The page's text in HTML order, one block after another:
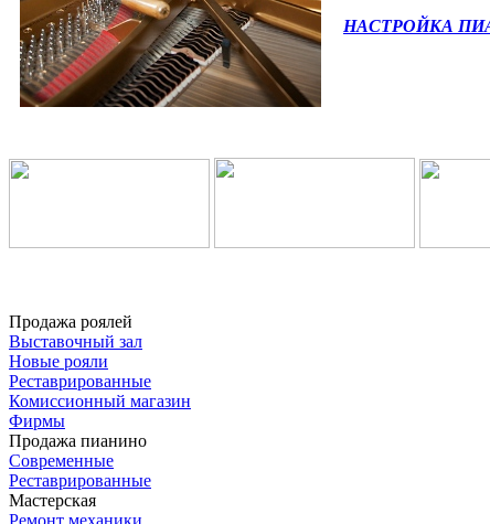
НАСТРОЙКА
Продажа роялей
Выставочный зал
Новые рояли
Реставрированные
Комиссионный магазин
Фирмы
Продажа пианино
Современные
Реставрированные
Мастерская